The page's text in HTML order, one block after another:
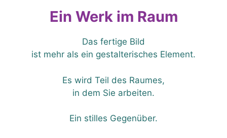
Ein Werk im Raum
Das fertige Bild
ist mehr als ein gestalterisches Element.
Es wird Teil des Raumes,
in dem Sie arbeiten.
Ein stilles Gegenüber.